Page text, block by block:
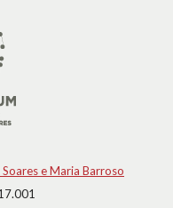
e Maria Barroso